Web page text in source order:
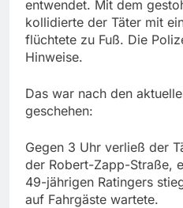
entwendet. Mit dem
kollidierte der Täter mit
flüchtete zu Fuß. Die
Hinweise.
Das war nach den
geschehen:
Gegen 3 Uhr verließ der
der Robert-Zapp-Straße,
49-jährigen Ratingers
auf Fahrgäste wartete.